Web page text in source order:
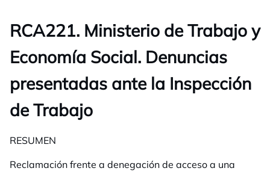
RCA221. Ministerio de Trabajo y
Economía Social. Denuncias
presentadas ante la Inspección
de Trabajo
RESUMEN
Reclamación frente a denegación de acceso a una